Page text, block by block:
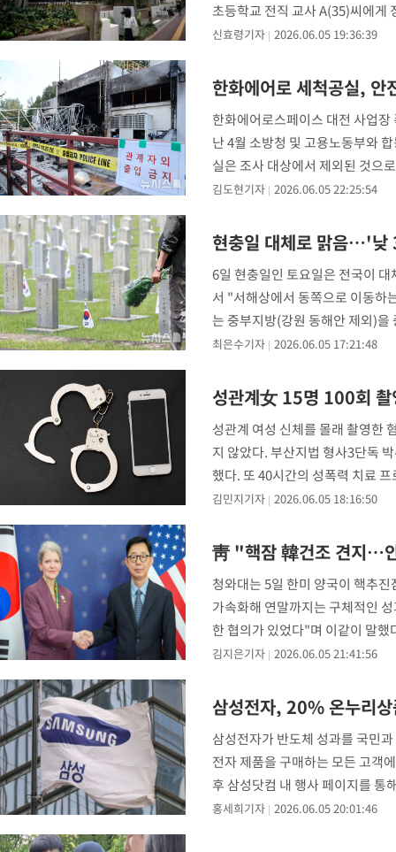
초등학교 전직 교사 A(35)씨에게
전달하고, 이를 바탕으
신효령기자 2026.06.05 19:36:39
한화에어로 세척공실, 안
한화에어로스페이스 대전 사업
난 4월 소방청 및 고용노동부와
실은 조사 대상에서 제외된 것으
는 것이다. 다만
김도현기자 2026.06.05 22:25:54
현충일 대체로 맑음…'낮
6일 현충일인 토요일은 전국이
서 "서해상에서 동쪽으로 이동하
는 중부지방(강원 동해안 제외)
안전에 각별한 주의가
최은수기자 2026.06.05 17:21:48
성관계女 15명 100회 촬
성관계 여성 신체를 몰래 촬영한
지 않았다. 부산지법 형사3단독
했다. 또 40시간의 성폭력 치료
8월7일 동료
김민지기자 2026.06.05 18:16:50
靑 "핵잠 韓건조 견지…
청와대는 5일 한미 양국이 핵추
가속화해 연말까지는 구체적인
한 협의가 있었다"며 이같이 말
를 가속화해서
김지은기자 2026.06.05 21:41:56
삼성전자, 20% 온누리
삼성전자가 반도체 성과를 국민
전자 제품을 구매하는 모든 고객
후 삼성닷컴 내 행사 페이지를 통
협상 과정에서 약속한
홍세희기자 2026.06.05 20:01:46